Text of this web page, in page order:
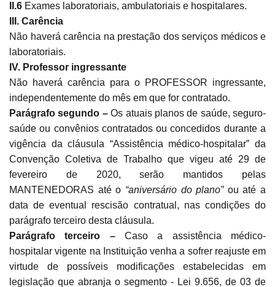
II.6 Exames laboratoriais, ambulatoriais e hospitalares.
III. Carência
Não haverá carência na prestação dos serviços médicos e
laboratoriais.
IV. Professor ingressante
Não haverá carência para o PROFESSOR ingressante,
independentemente do mês em que for contratado.
Parágrafo segundo –Os atuais planos de saúde, seguro-
saúde ou convênios contratados ou concedidos durante a
vigência da cláusula “Assistência médico-hospitalar” da
Convenção Coletiva de Trabalho que vigeu até 29 de
fevereiro de 2020, serão mantidos pelas
MANTENEDORAS até o “aniversário do plano” ou até a
data de eventual rescisão contratual, nas condições do
parágrafo terceiro desta cláusula.
Parágrafo terceiro – Caso a assistência médico-
hospitalar vigente na Instituição venha a sofrer reajuste em
virtude de possíveis modificações estabelecidas em
legislação que abranja o segmento - Lei 9.656, de 03 de